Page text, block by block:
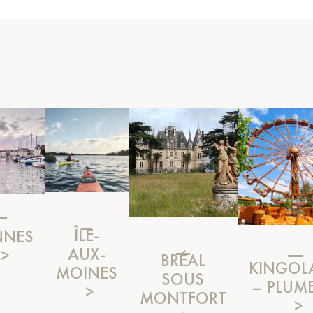
ÎLE-
AUX-
MOINES
BRÉAL
SOUS
MONTFORT
–